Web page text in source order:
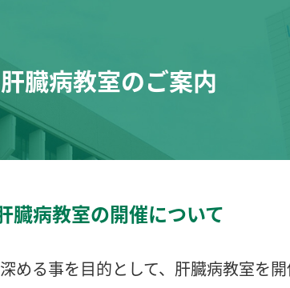
肝臓病教室のご案内
臓病教室の開催について
める事を目的として、肝臓病教室を開